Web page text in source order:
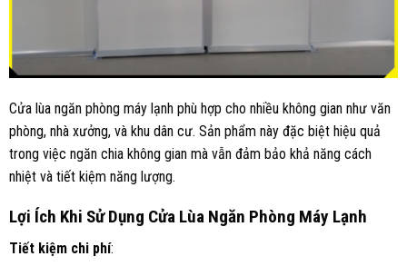
Cửa lùa ngăn phòng máy lạnh phù hợp cho nhiều không gian như văn
phòng, nhà xưởng, và khu dân cư. Sản phẩm này đặc biệt hiệu quả
trong việc ngăn chia không gian mà vẫn đảm bảo khả năng cách
nhiệt và tiết kiệm năng lượng.
Lợi Ích Khi Sử Dụng Cửa Lùa Ngăn Phòng Máy Lạnh
Tiết kiệm chi phí: